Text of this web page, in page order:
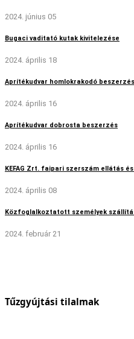
2024. június 05
Bugaci vaditató kutak kivitelezése
2024. április 18
Aprítékudvar homlokrakodó beszerzés
2024. április 16
Aprítékudvar dobrosta beszerzés
2024. április 16
KEFAG Zrt. faipari szerszám ellátás
2024. április 08
Közfoglalkoztatott személyek
2024. február 21
Tűzgyújtási tilalmak